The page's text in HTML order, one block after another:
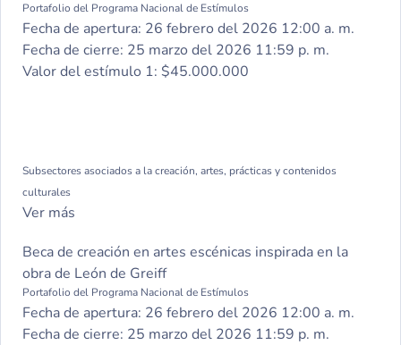
Portafolio del Programa Nacional de Estímulos
Fecha de apertura: 26 febrero del 2026 12:00 a. m.
Fecha de cierre: 25 marzo del 2026 11:59 p. m.
Valor del estímulo 1: $45.000.000
Subsectores asociados a la creación, artes, prácticas y contenidos
culturales
Ver más
Beca de creación en artes escénicas inspirada en la
obra de León de Greiff
Portafolio del Programa Nacional de Estímulos
Fecha de apertura: 26 febrero del 2026 12:00 a. m.
Fecha de cierre: 25 marzo del 2026 11:59 p. m.